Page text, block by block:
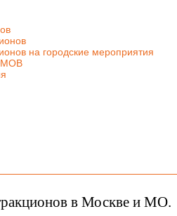
на городские мероприятия
в Москве и МО.